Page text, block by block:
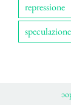
repressione